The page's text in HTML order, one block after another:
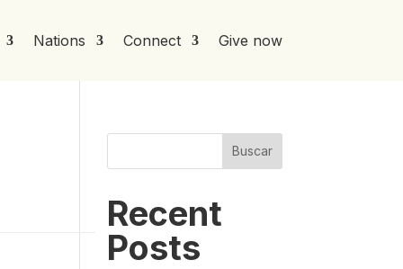
Nations Connect Give now
Buscar
Recent
Posts